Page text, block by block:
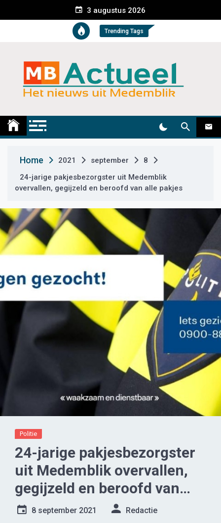
e
t
3 augustus 2026
Trending Tags
Medemblik Actueel
Home 2021 september
8
24-jarige pakjesbezorgster uit Medemblik
overvallen, gegijzeld en beroofd van alle pakjes
Politie
24-jarige pakjesbezorgster
uit Medemblik overvallen,
gegijzeld en beroofd van
alle pakjes
8 september 2021 Redactie